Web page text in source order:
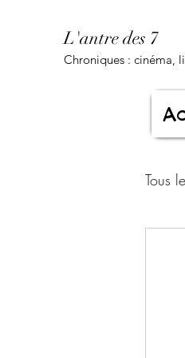
L'antre des 7
Chroniques : cinéma,
Tous